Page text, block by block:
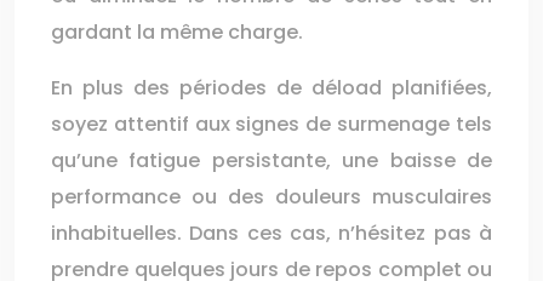
gardant la même charge.
En plus des périodes de déload planifiées,
soyez attentif aux signes de surmenage tels
qu’une fatigue persistante, une baisse de
performance ou des douleurs musculaires
inhabituelles. Dans ces cas, n’hésitez pas à
prendre quelques jours de repos complet ou